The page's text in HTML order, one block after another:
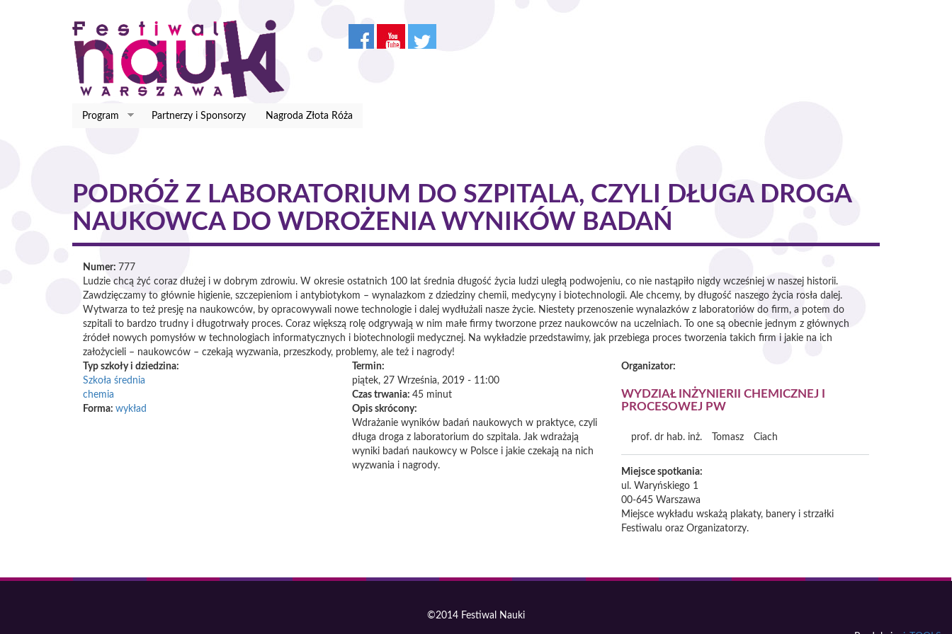
Program Partnerzy i Sponsorzy Nagroda Złota Róża
PODRÓŻ Z LABORATORIUM DO SZPITALA, CZYLI DŁUGA DROGA
NAUKOWCA DO WDROŻENIA WYNIKÓW BADAŃ
Numer: 777
Ludzie chcą żyć coraz dłużej i w dobrym zdrowiu. W okresie ostatnich 100 lat średnia długość życia ludzi uległą podwojeniu, co nie nastąpiło nigdy wcześniej w naszej historii.
Zawdzięczamy to głównie higienie, szczepieniom i antybiotykom – wynalazkom z dziedziny chemii, medycyny i biotechnologii. Ale chcemy, by długość naszego życia rosła dalej.
Wytwarza to też presję na naukowców, by opracowywali nowe technologie i dalej wydłużali nasze życie. Niestety przenoszenie wynalazków z laboratoriów do firm, a potem do
szpitali to bardzo trudny i długotrwały proces. Coraz większą rolę odgrywają w nim małe firmy tworzone przez naukowców na uczelniach. To one są obecnie jednym z głównych
źródeł nowych pomysłów w technologiach informatycznych i biotechnologii medycznej. Na wykładzie przedstawimy, jak przebiega proces tworzenia takich firm i jakie na ich
założycieli – naukowców – czekają wyzwania, przeszkody, problemy, ale też i nagrody!
Typ szkoły i dziedzina:
Szkoła średnia
chemia
Forma: wykład
Termin:
piątek, 27 Września, 2019 - 11:00
Czas trwania: 45 minut
Opis skrócony:
Wdrażanie wyników badań naukowych w praktyce, czyli
długa droga z laboratorium do szpitala. Jak wdrażają
wyniki badań naukowcy w Polsce i jakie czekają na nich
wyzwania i nagrody.
Organizator:
WYDZIAŁ INŻYNIERII CHEMICZNEJ I
PROCESOWEJ PW
prof. dr hab. inż. Tomasz Ciach
Miejsce spotkania:
ul. Waryńskiego 1
00-645 Warszawa
Miejsce wykładu wskażą plakaty, banery i strzałki
Festiwalu oraz Organizatorzy.
©2014 Festiwal Nauki